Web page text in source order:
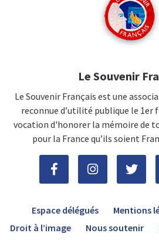
Le Souvenir
Le Souvenir Français est une
reconnue d’utilité publique le 1er
vocation d'honorer la mémoire de
pour la France qu’ils soient
Espace délégués Mentions
Droit à l’image
Nous soutenir